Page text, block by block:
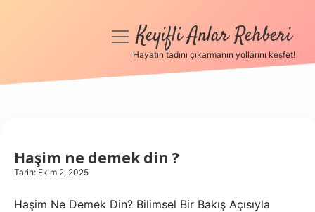
Anasayfa
Hakkımızda
menüyüKeyifli Anlar Rehberi
Hayatın tadını çıkarmanın yollarını keşfet!
Haşim ne demek din ?
Tarih: Ekim 2, 2025
Haşim Ne Demek Din? Bilimsel Bir Bakış Açısıyla